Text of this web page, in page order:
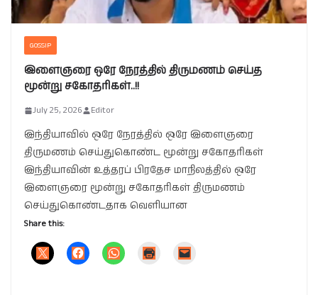
GOSSIP
இளைஞரை ஒரே நேரத்தில் திருமணம் செய்த
மூன்று சகோதரிகள்..!!
July 25, 2026 Editor
இந்தியாவில் ஒரே நேரத்தில் ஒரே இளைஞரை
திருமணம் செய்துகொண்ட மூன்று சகோதரிகள்
இந்தியாவின் உத்தரப் பிரதேச மாநிலத்தில் ஒரே
இளைஞரை மூன்று சகோதரிகள் திருமணம்
செய்துகொண்டதாக வெளியான
Share this: